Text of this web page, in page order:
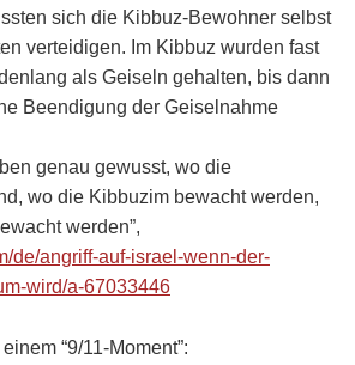
sich die Kibbuz-Bewohner selbst
verteidigen. Im Kibbuz wurden fast
als Geiseln gehalten, bis dann
Beendigung der Geiselnahme
genau gewusst, wo die
wo die Kibbuzim bewacht werden,
werden”,
de/angriff-auf-israel-wenn-der-
wird/a-67033446
“9/11-Moment”: